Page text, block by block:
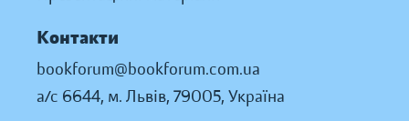
Контакти
bookforum@bookforum.com.ua
а/с 6644, м. Львів, 79005, Україна